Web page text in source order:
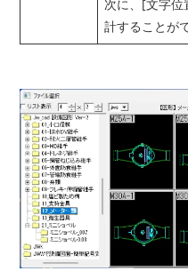
次に、[文字
計することが